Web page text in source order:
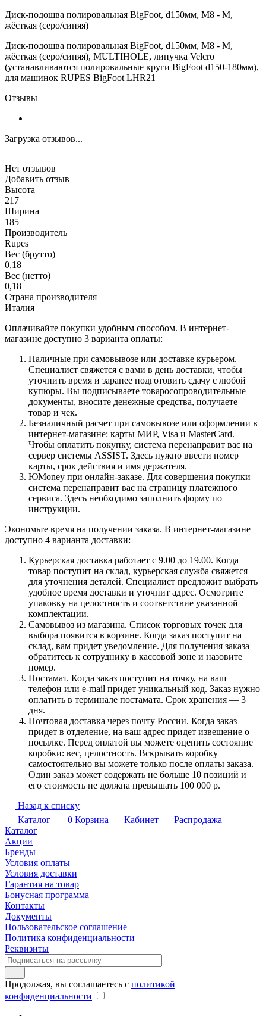
Диск-подошва полировальная BigFoot, d150мм, М8 - М,
жёсткая (серо/синяя)
Диск-подошва полировальная BigFoot, d150мм, М8 - М,
жёсткая (серо/синяя), MULTIHOLE, липучка Velcro
(устанавливаются полировальные круги BigFoot d150-180мм),
для машинок RUPES BigFoot LHR21
Отзывы
Загрузка отзывов...
Нет отзывов
Добавить отзыв
Высота
217
Ширина
185
Производитель
Rupes
Вес (брутто)
0,18
Вес (нетто)
0,18
Страна производителя
Италия
Оплачивайте покупки удобным способом. В интернет-
магазине доступно 3 варианта оплаты:
Наличные при самовывозе или доставке курьером.
Специалист свяжется с вами в день доставки, чтобы
уточнить время и заранее подготовить сдачу с любой
купюры. Вы подписываете товаросопроводительные
документы, вносите денежные средства, получаете
товар и чек.
Безналичный расчет при самовывозе или оформлении в
интернет-магазине: карты МИР, Visa и MasterCard.
Чтобы оплатить покупку, система перенаправит вас на
сервер системы ASSIST. Здесь нужно ввести номер
карты, срок действия и имя держателя.
ЮMoney при онлайн-заказе. Для совершения покупки
система перенаправит вас на страницу платежного
сервиса. Здесь необходимо заполнить форму по
инструкции.
Экономьте время на получении заказа. В интернет-магазине
доступно 4 варианта доставки:
Курьерская доставка работает с 9.00 до 19.00. Когда
товар поступит на склад, курьерская служба свяжется
для уточнения деталей. Специалист предложит выбрать
удобное время доставки и уточнит адрес. Осмотрите
упаковку на целостность и соответствие указанной
комплектации.
Самовывоз из магазина. Список торговых точек для
выбора появится в корзине. Когда заказ поступит на
склад, вам придет уведомление. Для получения заказа
обратитесь к сотруднику в кассовой зоне и назовите
номер.
Постамат. Когда заказ поступит на точку, на ваш
телефон или e-mail придет уникальный код. Заказ нужно
оплатить в терминале постамата. Срок хранения — 3
дня.
Почтовая доставка через почту России. Когда заказ
придет в отделение, на ваш адрес придет извещение о
посылке. Перед оплатой вы можете оценить состояние
коробки: вес, целостность. Вскрывать коробку
самостоятельно вы можете только после оплаты заказа.
Один заказ может содержать не больше 10 позиций и
его стоимость не должна превышать 100 000 р.
Назад к списку
Каталог
0 Корзина Кабинет
Распродажа
Каталог
Акции
Бренды
Условия оплаты
Условия доставки
Гарантия на товар
Бонусная программа
Контакты
Документы
Пользовательское соглашение
Политика конфиденциальности
Реквизиты
Продолжая, вы соглашаетесь с политикой
конфиденциальности